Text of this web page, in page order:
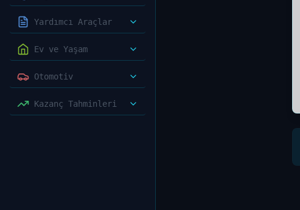
Yardımcı Araçlar
Ev ve Yaşam
Otomotiv
Kazanç Tahminleri